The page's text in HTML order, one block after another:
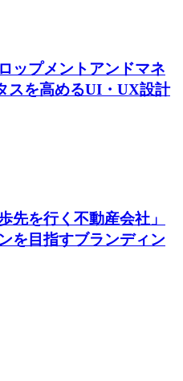
ップメントアンドマネ
スを高めるUI・UX設計
先を行く不動産会社」
を目指すブランディン